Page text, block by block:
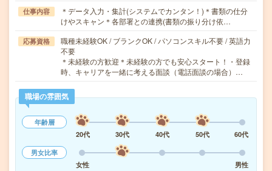
仕事内容
＊データ入力・集計(システムでカンタン！)＊書類の仕分
けやスキャン＊各部署との連携(書類の振り分け依…
応募資格
職種未経験OK / ブランクOK / パソコンスキル不要 / 英語力
不要
＊未経験の方歓迎＊未経験の方でも安心スタート！・登録
時、キャリアを一緒に考える面談（電話面談の場合）…
職場の雰囲気
年齢層
20代
30代 40代 50代
60代
男女比率
女性
男性